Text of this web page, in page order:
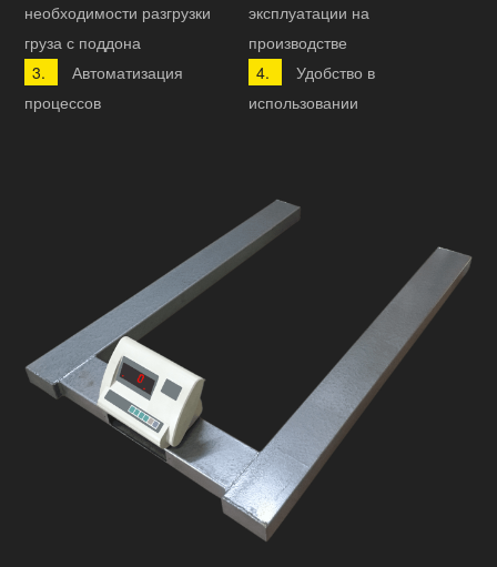
необходимости разгрузки
груза с поддона
эксплуатации на
производстве
Автоматизация
процессов
Удобство в
использовании